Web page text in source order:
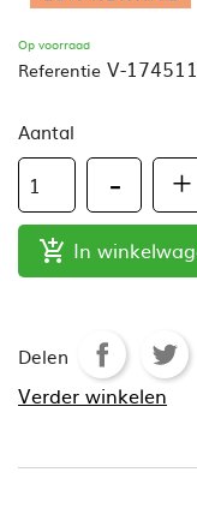
Op voorraad
Referentie V-174511
Aantal
 In
Delen
Verder winkelen